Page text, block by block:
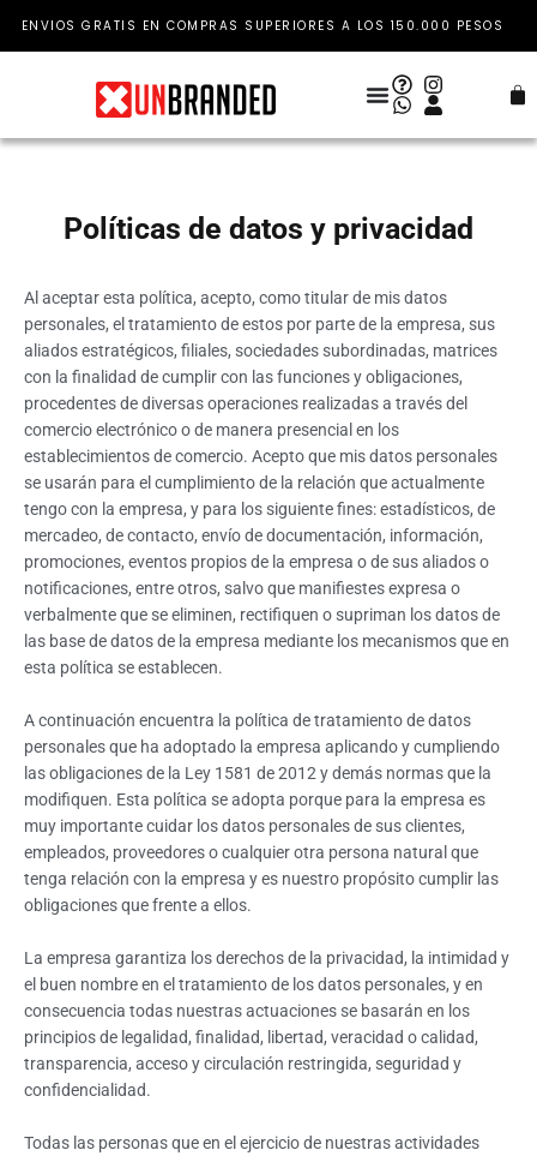
ENVIOS GRATIS EN COMPRAS SUPERIORES A LOS 150.000 PESOS
Políticas de datos y privacidad
Al aceptar esta política, acepto, como titular de mis datos
personales, el tratamiento de estos por parte de la empresa, sus
aliados estratégicos, filiales, sociedades subordinadas, matrices
con la finalidad de cumplir con las funciones y obligaciones,
procedentes de diversas operaciones realizadas a través del
comercio electrónico o de manera presencial en los
establecimientos de comercio. Acepto que mis datos personales
se usarán para el cumplimiento de la relación que actualmente
tengo con la empresa, y para los siguiente fines: estadísticos, de
mercadeo, de contacto, envío de documentación, información,
promociones, eventos propios de la empresa o de sus aliados o
notificaciones, entre otros, salvo que manifiestes expresa o
verbalmente que se eliminen, rectifiquen o supriman los datos de
las base de datos de la empresa mediante los mecanismos que en
esta política se establecen.
A continuación encuentra la política de tratamiento de datos
personales que ha adoptado la empresa aplicando y cumpliendo
las obligaciones de la Ley 1581 de 2012 y demás normas que la
modifiquen. Esta política se adopta porque para la empresa es
muy importante cuidar los datos personales de sus clientes,
empleados, proveedores o cualquier otra persona natural que
tenga relación con la empresa y es nuestro propósito cumplir las
obligaciones que frente a ellos.
La empresa garantiza los derechos de la privacidad, la intimidad y
el buen nombre en el tratamiento de los datos personales, y en
consecuencia todas nuestras actuaciones se basarán en los
principios de legalidad, finalidad, libertad, veracidad o calidad,
transparencia, acceso y circulación restringida, seguridad y
confidencialidad.
Todas las personas que en el ejercicio de nuestras actividades